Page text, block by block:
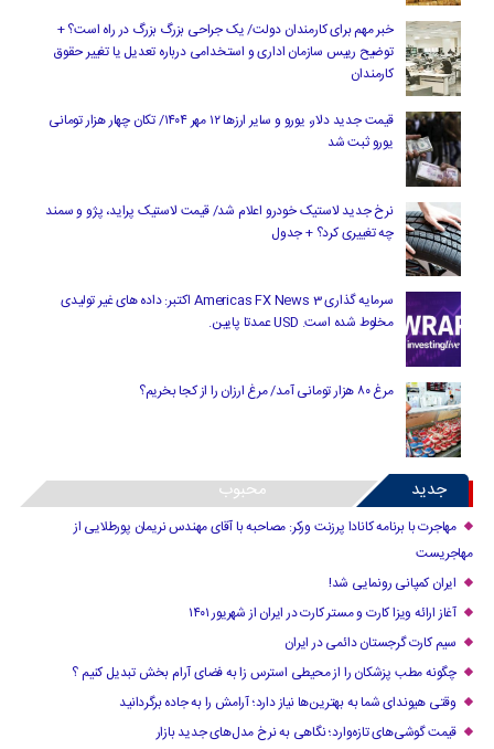
خبر مهم برای کارمندان دولت/ یک جراحی بزرگ بزرگ در راه است؟ +
توضیح رییس سازمان اداری و استخدامی درباره تعدیل یا تغییر حقوق
کارمندان
قیمت جدید دلار، یورو و سایر ارزها ۱۲ مهر ۱۴۰۴/ تکان چهار هزار تومانی
یورو ثبت شد
نرخ جدید لاستیک خودرو اعلام شد/ قیمت لاستیک پراید، پژو و سمند
چه تغییری کرد؟ + جدول
سرمایه گذاری Americas FX News 3 اکتبر: داده های غیر تولیدی
مخلوط شده است. USD عمدتا پایین.
مرغ ۸۰ هزار تومانی آمد/ مرغ ارزان را از کجا بخریم؟
جدید محبوب
مهاجرت با برنامه کانادا پرزنت ورکر: مصاحبه با آقای مهندس نریمان پورطلایی از
مهاجریست
ایران کمپانی رونمایی شد!
آغاز ارائه ویزا کارت و مستر کارت در ایران از شهریور ۱۴۰۱
سیم کارت گرجستان دائمی در ایران
چگونه مطب پزشکان را از محیطی استرس زا به فضای آرام بخش تبدیل کنیم ؟
وقتی هیوندای شما به بهترین‌ها نیاز دارد؛ آرامش را به جاده برگردانید
قیمت گوشی‌های تازه‌وارد؛ نگاهی به نرخ مدل‌های جدید بازار